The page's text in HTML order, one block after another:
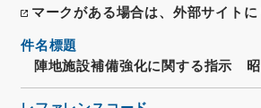
マークがある場合は、外部サイトに
件名標題
陣地施設補備強化に関する指示 昭